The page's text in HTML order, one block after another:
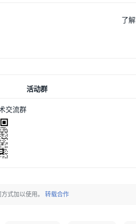
了
活动群
交流群
式加以使用。 转载合作